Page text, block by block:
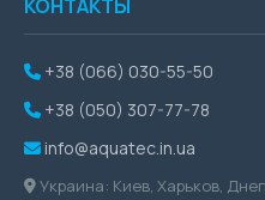
КОНТАКТЫ
+38 (066) 030-55-50
+38 (050) 307-77-78
info@aquatec.in.ua
Украина: Киев, Харьков,